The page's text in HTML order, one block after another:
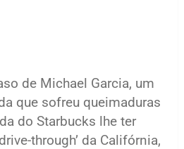
de Michael Garcia, um
que sofreu queimaduras
do Starbucks lhe ter
through’ da Califórnia,